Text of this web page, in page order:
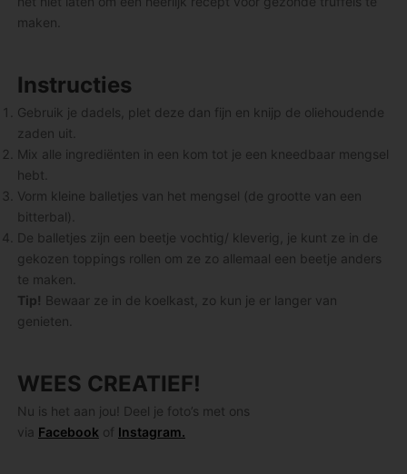
maken.
Instructies
Gebruik je dadels, plet deze dan fijn en knijp de oliehoudende
zaden uit.
Mix alle ingrediënten in een kom tot je een kneedbaar mengsel
hebt.
Vorm kleine balletjes van het mengsel (de grootte van een
bitterbal).
De balletjes zijn een beetje vochtig/ kleverig, je kunt ze in de
gekozen toppings rollen om ze zo allemaal een beetje anders
te maken.
Tip! Bewaar ze in de koelkast, zo kun je er langer van
genieten.
WEES CREATIEF!
Nu is het aan jou! Deel je foto’s met ons
via Facebook of Instagram.